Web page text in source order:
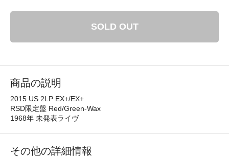
SOLD OUT
商品の説明
2015 US 2LP EX+/EX+
RSD限定盤 Red/Green-Wax
1968年 未発表ライヴ
その他の詳細情報